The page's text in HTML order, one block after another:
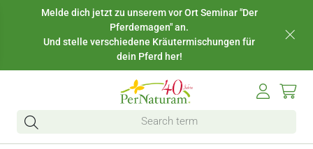
Melde dich jetzt zu unserem vor Ort Seminar "Der
Pferdemagen" an.
Und stelle verschiedene Kräutermischungen für
dein Pferd her!